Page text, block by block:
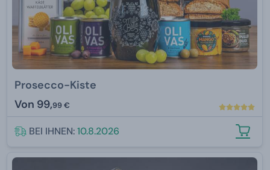
Prosecco-Kiste
Von 99,99 €
BEI IHNEN:10.8.2026